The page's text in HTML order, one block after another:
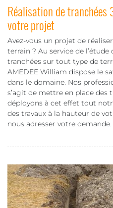
Réalisation de
votre projet
Avez-vous un projet de
terrain ? Au service de l’étude
tranchées sur tout type de
AMEDEE William dispose le
dans le domaine. Nos
s’agit de mettre en place des
déployons à cet effet tout
des travaux à la hauteur de
nous adresser votre demande.